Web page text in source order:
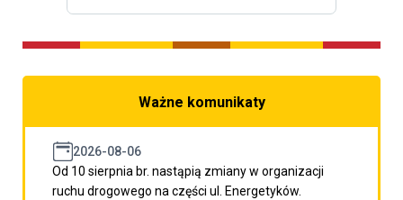
Ważne komunikaty
2026-08-06
Od 10 sierpnia br. nastąpią zmiany w organizacji
ruchu drogowego na części ul. Energetyków.